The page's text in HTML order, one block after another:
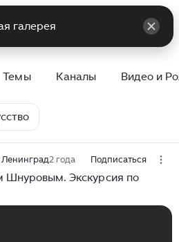
Темы Каналы Видео и
2 года Подписаться
Шнуровым. Экскурсия по